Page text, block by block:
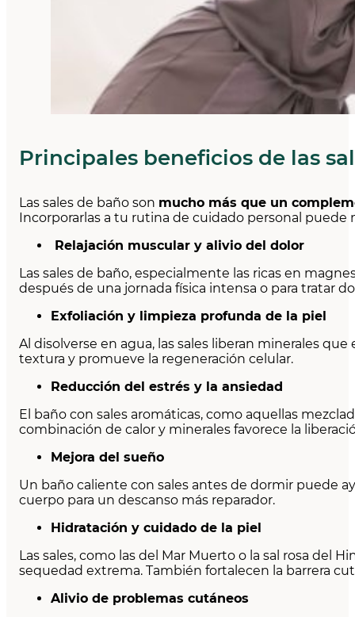
Principales beneficios de las
Las sales de baño son mucho más que un
Incorporarlas a tu rutina de cuidado personal
Relajación muscular y alivio del dolor
Las sales de baño, especialmente las ricas en
después de una jornada física intensa o para tratar
Exfoliación y limpieza profunda de la piel
Al disolverse en agua, las sales liberan minerales
textura y promueve la regeneración celular.
Reducción del estrés y la ansiedad
El baño con sales aromáticas, como aquellas
combinación de calor y minerales favorece la
Mejora del sueño
Un baño caliente con sales antes de dormir puede
cuerpo para un descanso más reparador.
Hidratación y cuidado de la piel
Las sales, como las del Mar Muerto o la sal rosa del
sequedad extrema. También fortalecen la barrera
Alivio de problemas cutáneos